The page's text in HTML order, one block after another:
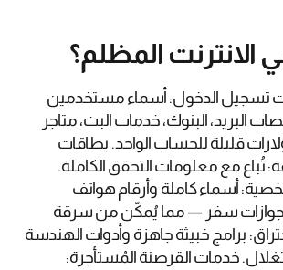
الانترنت المظلم؟
تسجيل الدخول: أسماء مستخدمين
البريد، البنوك، خدمات البث، متاجر
قليلة للحساب الواحد. بطاقات
تُباع مع معلومات التحقق الكاملة.
أسماء كاملة وأرقام هواتف
جوازات سفر — مما يُمكّن من سرقة
برامج خبيثة جاهزة وأدوات الهندسة
خدمات القرصنة المُستأجرة: